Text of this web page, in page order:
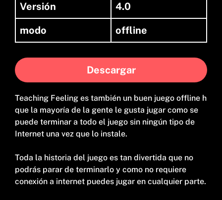
Versión
4.0
modo
offline
Descargar
Teaching Feeling es también un buen juego offline h
que la mayoría de la gente le gusta jugar como se
puede terminar a todo el juego sin ningún tipo de
Internet una vez que lo instale.
Toda la historia del juego es tan divertida que no
podrás parar de terminarlo y como no requiere
conexión a internet puedes jugar en cualquier parte.